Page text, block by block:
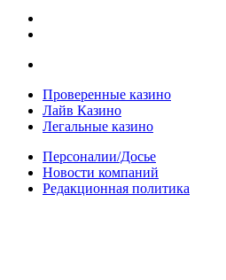
Проверенные казино
Лайв Казино
Легальные казино
Персоналии/Досье
Новости компаний
Редакционная политика